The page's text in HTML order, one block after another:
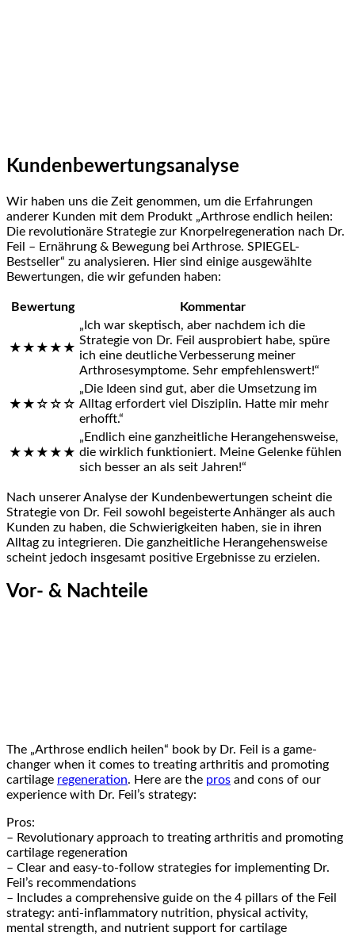
Kundenbewertungsanalyse
Wir ‍haben uns⁣ die Zeit genommen, um die Erfahrungen
anderer Kunden mit dem Produkt „Arthrose endlich heilen:
Die revolutionäre Strategie zur Knorpelregeneration nach Dr.
Feil – Ernährung &​ Bewegung bei Arthrose. SPIEGEL-
Bestseller“ zu analysieren. Hier sind einige ausgewählte ​
Bewertungen, die wir gefunden haben:
Bewertung Kommentar
★★★★★
„Ich war skeptisch, aber nachdem ich die
Strategie von Dr. Feil ausprobiert habe, spüre
ich eine deutliche Verbesserung meiner
Arthrosesymptome. Sehr empfehlenswert!“
★★☆☆☆
„Die Ideen sind gut, aber die Umsetzung ⁤im⁤
Alltag⁤ erfordert viel Disziplin. Hatte mir ‍mehr
erhofft.“
★★★★★
„Endlich eine ganzheitliche ‍Herangehensweise,
die wirklich funktioniert. Meine Gelenke fühlen
sich besser an als seit Jahren!“
Nach unserer Analyse der Kundenbewertungen⁢ scheint die
Strategie von Dr. Feil sowohl begeisterte‍ Anhänger‌ als auch
Kunden zu haben, die Schwierigkeiten haben, sie in ihren
Alltag zu integrieren. Die ganzheitliche Herangehensweise
scheint jedoch insgesamt positive Ergebnisse zu ‌erzielen.
Vor- & Nachteile
The „Arthrose endlich‌ heilen“ book by‌ Dr. Feil is a game-
changer when it comes to treating arthritis and ⁢promoting
cartilage regeneration. Here are the pros and ⁢cons of our
experience with Dr. Feil’s strategy:
Pros:
– Revolutionary approach to treating‌ arthritis and promoting
cartilage regeneration
– Clear ⁣and easy-to-follow strategies for implementing Dr.
Feil’s recommendations
– Includes a comprehensive guide on the 4 pillars of the Feil​
strategy: anti-inflammatory nutrition,‌ physical activity,
mental strength, and⁢ nutrient support for⁣ cartilage